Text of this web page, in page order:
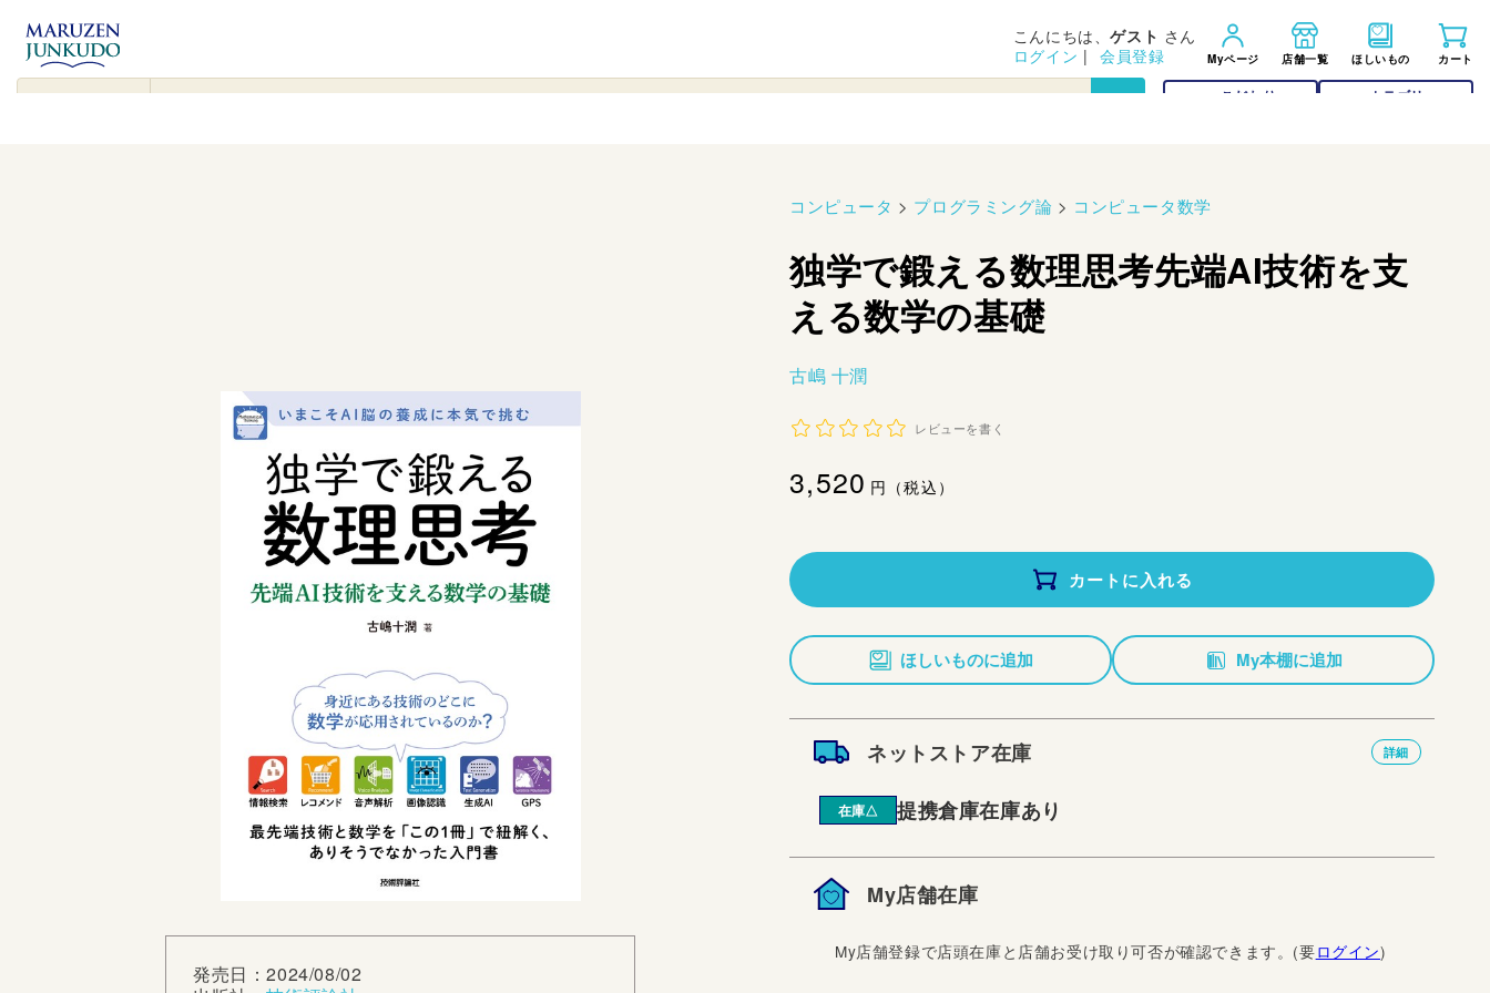
コンテンツ
に進む
▾ こだわり カテゴリー
こんにちは、ゲスト さん
ログイン | 会員登録 Myページ 店舗一覧 ほしいもの カート
発売日：2024/08/02
コンピュータ > プログラミング論 > コンピュータ数学
独学で鍛える数理思考先端AI技術を支
える数学の基礎
古嶋 十潤
レビューを書く
通
価
格
3,520円（税込）
カートに入れる
ほしいものに追加 My本棚に追加
ネットストア在庫 詳細
在庫△ 提携倉庫在庫あり
My店舗在庫
My店舗登録で店頭在庫と店舗お受け取り可否が確認できます。(要ログイン)